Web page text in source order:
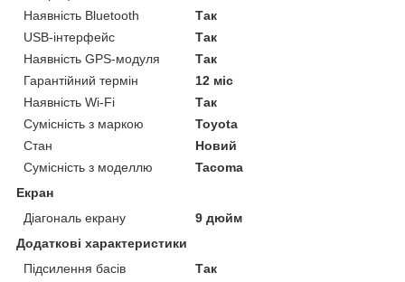
Наявність Bluetooth
Так
USB-інтерфейс
Так
Наявність GPS-модуля
Так
Гарантійний термін
12 міс
Наявність Wi-Fi
Так
Сумісність з маркою
Toyota
Стан
Новий
Сумісність з моделлю
Tacoma
Екран
Діагональ екрану
9 дюйм
Додаткові характеристики
Підсилення басів
Так